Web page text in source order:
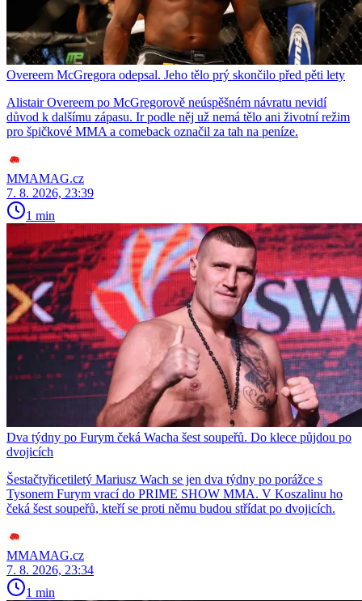
Overeem McGregora odepsal. Jeho tělo prý skončilo před pěti lety
Alistair Overeem po McGregorově neúspěšném návratu nevidí
důvod k dalšímu zápasu. Ir podle něj už nemá tělo ani životní režim
pro špičkové MMA a comeback označil za tah na peníze.
MMAMAG.cz
7. 8. 2026, 23:39
1 min
Dva týdny po Furym čeká Wacha šest soupeřů. Do klece půjdou po
dvojicích
Šestačtyřicetiletý Mariusz Wach se jen dva týdny po porážce s
Tysonem Furym vrací do PRIME SHOW MMA. V Koszalinu ho
čeká šest soupeřů, kteří se proti němu budou střídat po dvojicích.
MMAMAG.cz
7. 8. 2026, 23:34
1 min